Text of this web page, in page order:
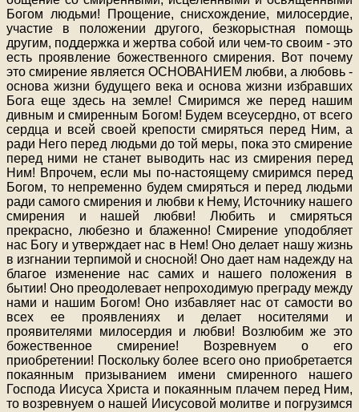
Богом людьми! Прощение, снисхождение, милосердие,
участие в положении другого, безкорыстная помощь
другим, поддержка и жертва собой или чем-то своим - это
есть проявление божественного смирения. Вот почему
это смирение является ОСНОВАНИЕМ любви, а любовь -
основа жизни будущего века и основа жизни избравших
Бога еще здесь на земле! Смиримся же перед нашим
дивным и смиренным Богом! Будем всеусердно, от всего
сердца и всей своей крепости смиряться перед Ним, а
ради Него перед людьми до той меры, пока это смирение
перед ними не станет выводить нас из смирения перед
Ним! Впрочем, если мы по-настоящему смиримся перед
Богом, то непременно будем смиряться и перед людьми
ради самого смирения и любви к Нему, Источнику нашего
смирения и нашей любви! Любить и смиряться
прекрасно, любезно и блаженно! Смирение уподобляет
нас Богу и утверждает нас в Нем! Оно делает нашу жизнь
в изгнании терпимой и сносной! Оно дает нам надежду на
благое изменение нас самих и нашего положения в
бытии! Оно преодолевает непроходимую преграду между
нами и нашим Богом! Оно избавляет нас от самости во
всех ее проявлениях и делает носителями и
проявителями милосердия и любви! Возлюбим же это
божественное смирение! Возревнуем о его
приобретении! Поскольку более всего оно приобретается
покаянным призыванием имени смиренного нашего
Господа Иисуса Христа и покаянным плачем перед Ним,
то возревнуем о нашей Иисусовой молитве и погрузимся